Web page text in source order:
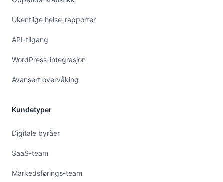
Ukentlige helse-rapporter
API-tilgang
WordPress-integrasjon
Avansert overvåking
Kundetyper
Digitale byråer
SaaS-team
Markedsførings-team